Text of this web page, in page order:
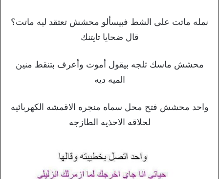
نمله ماتت على الشط فبيسألو محشش تعتقد ليه ماتت؟
قال ضحايا تايتنك
محشش ماسك ثلجه بيقول أموت وأعرف بتنقط منين
الميه ديه
واحد محشش فتح محل سماه منجره الاقمشه الكهربائيه
لحلاقه الاحذيه الطازجه